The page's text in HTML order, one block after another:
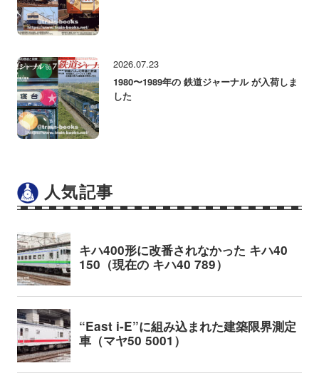
2026.07.23
1980〜1989年の 鉄道ジャーナル が入荷しま
した
人気記事